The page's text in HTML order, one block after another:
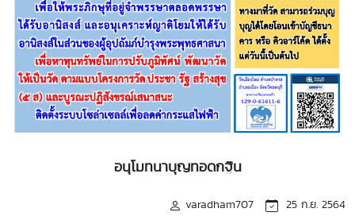
อนุโมทนาบุญทอดกฐิน
varadham707 25 ก.ย. 2564